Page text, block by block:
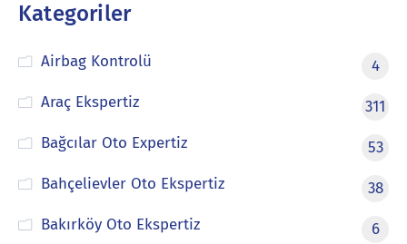
Kategoriler
Airbag Kontrolü
4
Araç Ekspertiz
311
Bağcılar Oto Expertiz
53
Bahçelievler Oto Ekspertiz
38
Bakırköy Oto Ekspertiz
6